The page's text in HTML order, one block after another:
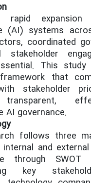
rapid
(AI) systems
coordinated
stakeholder
This
that
stakeholder
AI governance.
follows three
internal and
through SWOT
key